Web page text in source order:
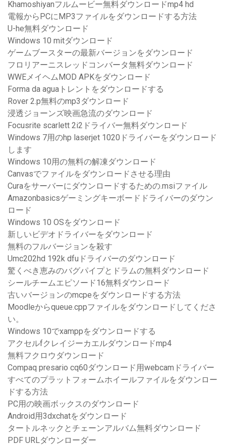
Khamoshiyanフルムービー無料ダウンロードmp4 hd
電報からPCにMP3ファイルをダウンロードする方法
U-he無料ダウンロード
Windows 10 mitダウンロード
ゲームブースターの最新バージョンをダウンロード
フロリアーニスレッドコンバータ無料ダウンロード
WWEメイヘムMOD APKをダウンロード
Forma da aguaトレントをダウンロードする
Rover 2.p無料のmp3ダウンロード
浸透ジョーンズ映画急流のダウンロード
Focusrite scarlett 2i2ドライバー無料ダウンロード
Windows 7用のhp laserjet 1020ドライバーをダウンロード
します
Windows 10用の無料の解凍ダウンロード
Canvasでファイルをダウンロードさせる理由
Curaをサーバーにダウンロードするための.msiファイル
Amazonbasicsゲーミングキーボードドライバーのダウン
ロード
Windows 10 OSをダウンロード
新しいビデオドライバーをダウンロード
無料のフルバージョンを殺す
Umc202hd 192k dfuドライバーのダウンロード
驚くべき恵みのバグパイプとドラムの無料ダウンロード
シールチームエピソード16無料ダウンロード
古いバージョンのmcpeをダウンロードする方法
Moodleからqueue.cppファイルをダウンロードしてくださ
い。
Windows 10でxamppをダウンロードする
アクセルfクレイジーカエルダウンロードmp4
無料フクロウダウンロード
Compaq presario cq60ダウンロード用webcamドライバー
すべてのプラットフォームホイールファイルをダウンロー
ドする方法
PC用の映画ボックスのダウンロード
Android用3dxchatをダウンロード
タートルネックとチェーンアルバム無料ダウンロード
PDF URLダウンローダー